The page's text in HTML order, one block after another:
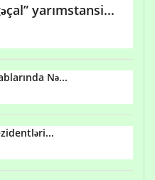
yarımstansi...
Nə...